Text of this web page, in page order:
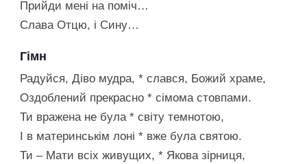
Прийди мені на поміч…
Слава Отцю, і Сину…
Гімн
Радуйся, Діво мудра, * слався, Божий храме,
Оздоблений прекрасно * сімома стовпами.
Ти вражена не була * світу темнотою,
І в материнськім лоні * вже була святою.
Ти – Мати всіх живущих, * Якова зірниця,